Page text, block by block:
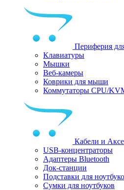
Периферия
Клавиатуры
Мышки
Веб-камеры
Коврики для мыши
Коммутаторы CPU/
Кабели и
USB-концентраторы
Адаптеры Bluetooth
Док-станции
Подставки для
Сумки для ноутбуков